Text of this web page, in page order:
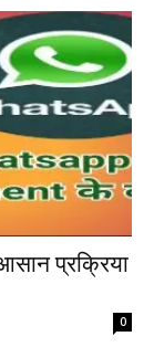
प्रक्रिया
0